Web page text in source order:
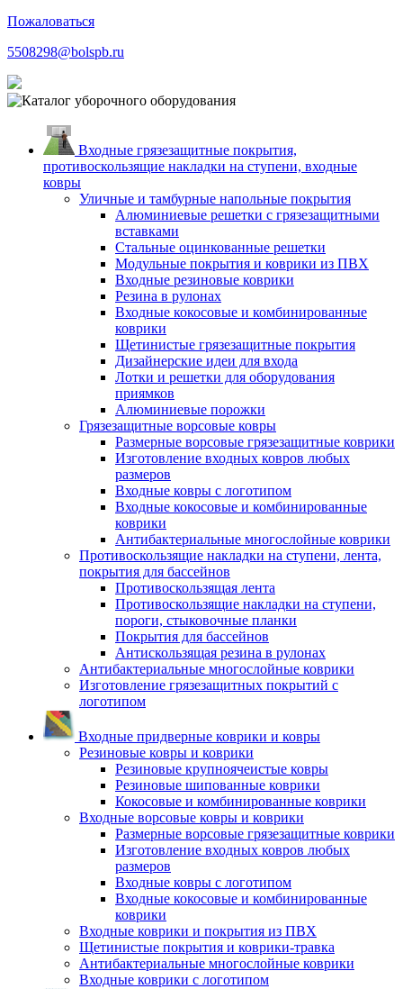
Пожаловаться
5508298@bolspb.ru
Входные грязезащитные покрытия,
противоскользящие накладки на ступени, входные
ковры
Уличные и тамбурные напольные покрытия
Алюминиевые решетки с грязезащитными
вставками
Стальные оцинкованные решетки
Модульные покрытия и коврики из ПВХ
Входные резиновые коврики
Резина в рулонах
Входные кокосовые и комбинированные
коврики
Щетинистые грязезащитные покрытия
Дизайнерские идеи для входа
Лотки и решетки для оборудования
приямков
Алюминиевые порожки
Грязезащитные ворсовые ковры
Размерные ворсовые грязезащитные коврики
Изготовление входных ковров любых
размеров
Входные ковры с логотипом
Входные кокосовые и комбинированные
коврики
Антибактериальные многослойные коврики
Противоскользящие накладки на ступени, лента,
покрытия для бассейнов
Противоскользящая лента
Противоскользящие накладки на ступени,
пороги, стыковочные планки
Покрытия для бассейнов
Антискользящая резина в рулонах
Антибактериальные многослойные коврики
Изготовление грязезащитных покрытий с
логотипом
Входные придверные коврики и ковры
Резиновые ковры и коврики
Резиновые крупноячеистые ковры
Резиновые шипованные коврики
Кокосовые и комбинированные коврики
Входные ворсовые ковры и коврики
Размерные ворсовые грязезащитные коврики
Изготовление входных ковров любых
размеров
Входные ковры с логотипом
Входные кокосовые и комбинированные
коврики
Входные коврики и покрытия из ПВХ
Щетинистые покрытия и коврики-травка
Антибактериальные многослойные коврики
Входные коврики с логотипом